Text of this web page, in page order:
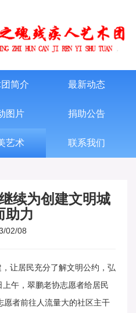
简介 最新动态
图片 捐助公告
艺术 联系我们
续为创建文明城
助力
02/08
让居民充分了解文明公约，弘
午，翠鹏老协志愿者给居民
愿者前往人流量大的社区主干